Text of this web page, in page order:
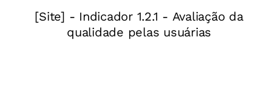
Veja algumas habilidades que são trabalhadas